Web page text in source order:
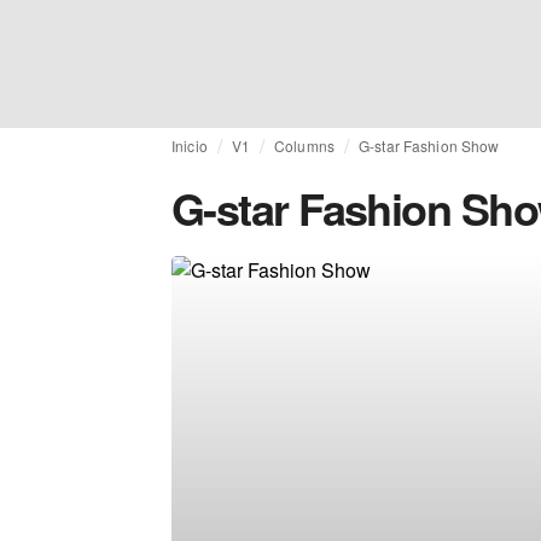
Inicio V1 Columns G-star Fashion Show
G-star Fashion